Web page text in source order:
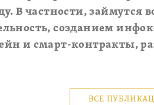
В частности,
созданием
и смарт-контракты,
ВСЕ